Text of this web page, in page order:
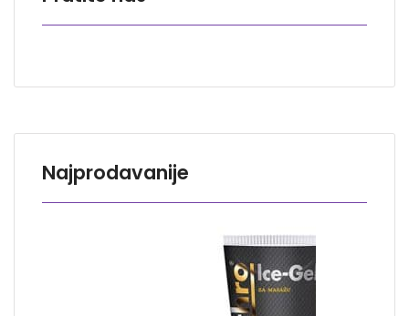
Najprodavanije